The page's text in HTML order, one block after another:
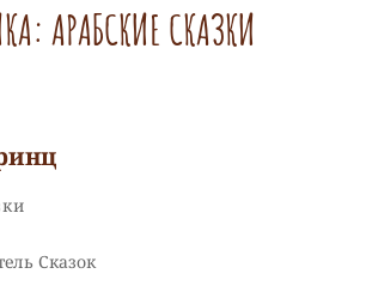
АРАБСКИЕ СКАЗКИ
От
Собиратель
Сказок